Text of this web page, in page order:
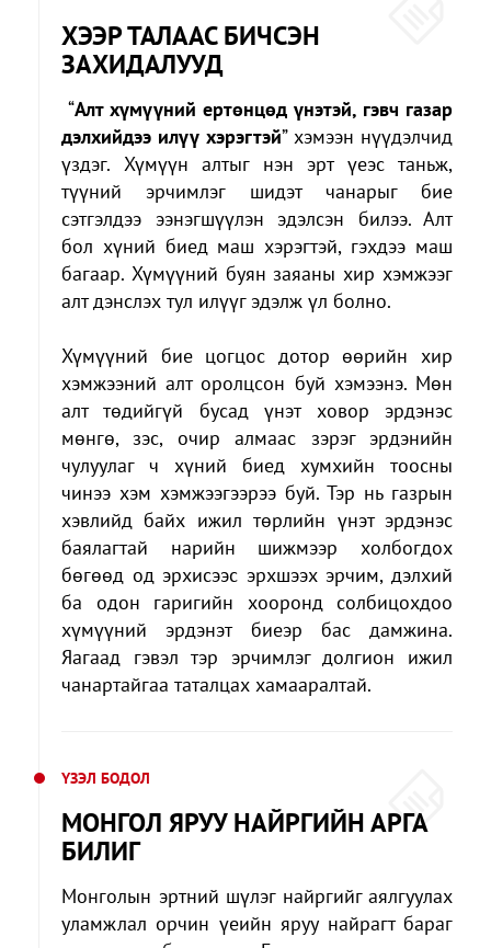
ХЭЭР ТАЛААС БИЧСЭН
ЗАХИДАЛУУД
“Алт хүмүүний ертөнцөд үнэтэй, гэвч газар
дэлхийдээ илүү хэрэгтэй” хэмээн нүүдэлчид
үздэг. Хүмүүн алтыг нэн эрт үеэс таньж,
түүний эрчимлэг шидэт чанарыг бие
сэтгэлдээ ээнэгшүүлэн эдэлсэн билээ. Алт
бол хүний биед маш хэрэгтэй, гэхдээ маш
багаар. Хүмүүний буян заяаны хир хэмжээг
алт дэнслэх тул илүүг эдэлж үл болно.
Хүмүүний бие цогцос дотор өөрийн хир
хэмжээний алт оролцсон буй хэмээнэ. Мөн
алт төдийгүй бусад үнэт ховор эрдэнэс
мөнгө, зэс, очир алмаас зэрэг эрдэнийн
чулуулаг ч хүний биед хумхийн тоосны
чинээ хэм хэмжээгээрээ буй. Тэр нь газрын
хэвлийд байх ижил төрлийн үнэт эрдэнэс
баялагтай нарийн шижмээр холбогдох
бөгөөд од эрхисээс эрхшээх эрчим, дэлхий
ба одон гаригийн хооронд солбицохдоо
хүмүүний эрдэнэт биеэр бас дамжина.
Яагаад гэвэл тэр эрчимлэг долгион ижил
чанартайгаа таталцах хамааралтай.
ҮЗЭЛ БОДОЛ
МОНГОЛ ЯРУУ НАЙРГИЙН АРГА
БИЛИГ
Монголын эртний шүлэг найргийг аялгуулах
уламжлал орчин үеийн яруу найрагт бараг